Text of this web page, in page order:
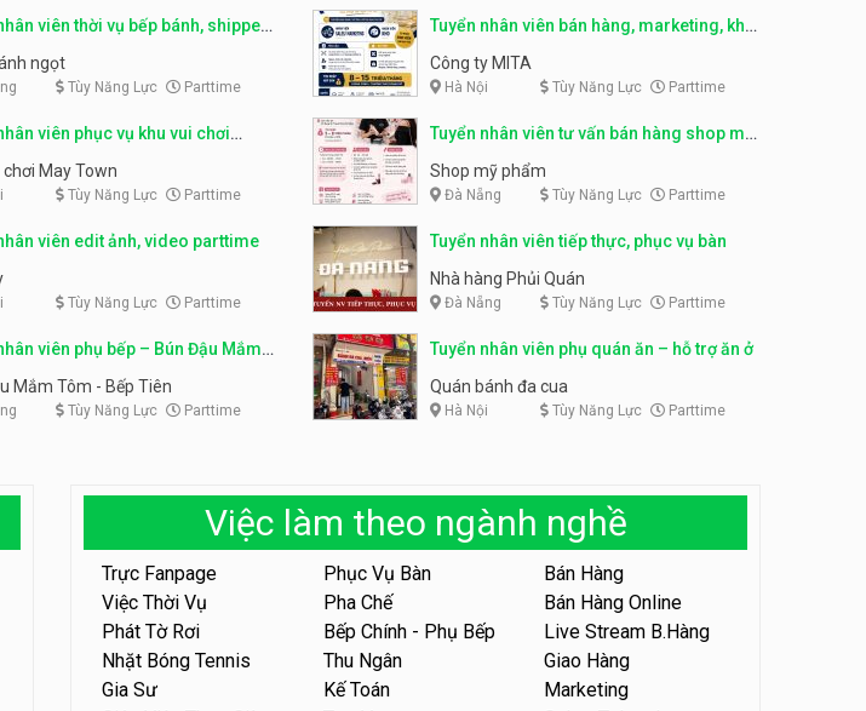
bàn, phụ bếp
bàn parttime
trực page, thu ngân parttime
GRAVI ESCAPE ROOM
động
Khu vui chơi May Town
Tuyển nhân viên tư vấn bán
Shop mỹ phẩm
Tuyển nhân viên bán hàng,
KIBO KIDS
Tuyển nhân viên edit ảnh,
Công ty
Tuyển nhân viên tiếp thực,
Tuyển nhân viên phục vụ ca
tối – quán kem dừa
Quán kem dừa
Tuyển nhân viên phụ bếp –
Bún Đậu Mắm Tôm – Bếp
Bún Đậu Mắm Tôm - Bếp Tiên
viên thời vụ bếp bánh, shipper
ngọt
Tùy Năng Lực Parttime
Tuyển nhân viên bán hàng, marketing, kho
– parttime, fulltime
Công ty MITA
Hà Nội Tùy Năng Lực Parttime
viên phục vụ khu vui chơi
linh động
chơi May Town
Tùy Năng Lực Parttime
Tuyển nhân viên tư vấn bán hàng shop mỹ
phẩm
Shop mỹ phẩm
Đà Nẵng Tùy Năng Lực Parttime
viên edit ảnh, video parttime
Tùy Năng Lực Parttime
Tuyển nhân viên tiếp thực, phục vụ bàn
Nhà hàng Phủi Quán
Đà Nẵng Tùy Năng Lực Parttime
viên phụ bếp – Bún Đậu Mắm
Tiên
Mắm Tôm - Bếp Tiên
Tùy Năng Lực Parttime
Tuyển nhân viên phụ quán ăn – hỗ trợ ăn ở
Quán bánh đa cua
Hà Nội Tùy Năng Lực Parttime
Việc làm theo ngành nghề
Trực Fanpage Phục Vụ Bàn
Bán Hàng
Việc Thời Vụ
Pha Chế
Bán Hàng Online
Phát Tờ Rơi
Bếp Chính - Phụ Bếp
Live Stream B.Hàng
Nhặt Bóng Tennis
Thu Ngân
Giao Hàng
Gia Sư
Kế Toán
Marketing